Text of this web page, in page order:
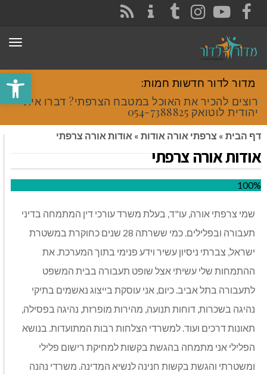
פתח
FACEBOOK
YOUTUBE
INSTAGRAM
TUMBLR
מדור לדור חדשות חמות:
רוצים להכיר את האוכל במטבח הצרפתי? דברו איתי
יהודית לוטואק 054-7388825.
דף הבית » צרפתי אורה אודות » אודות אורה צרפתי
אודות אורה צרפתי
100%
שמי צרפתי אורה, עו"ד, בעלת משרד עורכי דין המתמחה בדיני
תעבורה ובפלילים. כמי ששרתה 28 שנים כחוקרת במשטרת
ישראל, צברתי ניסיון עשיר וידע פנימי בתוך המערכת. את
ההתמחות שלי עשיתי אצל שופט תעבורה בבית המשפט
לתעבורה בתל אביב. כיום, אני עוסקת בייצוג נאשמים בתיקי
נהיגה בשכרות, דוחות תנועה, מהירות מופרזת, נהיגה בפסילה,
תאונות דרכים ועוד. למשרדי הצלחות רבות המתועדות. בנושא
הפלילי אני מתמחה בהגשת בקשות למחיקת רישום פלילי
ומשטרתי והגשת בקשות חנינה לנשיא המדינה. משרדי נהנה